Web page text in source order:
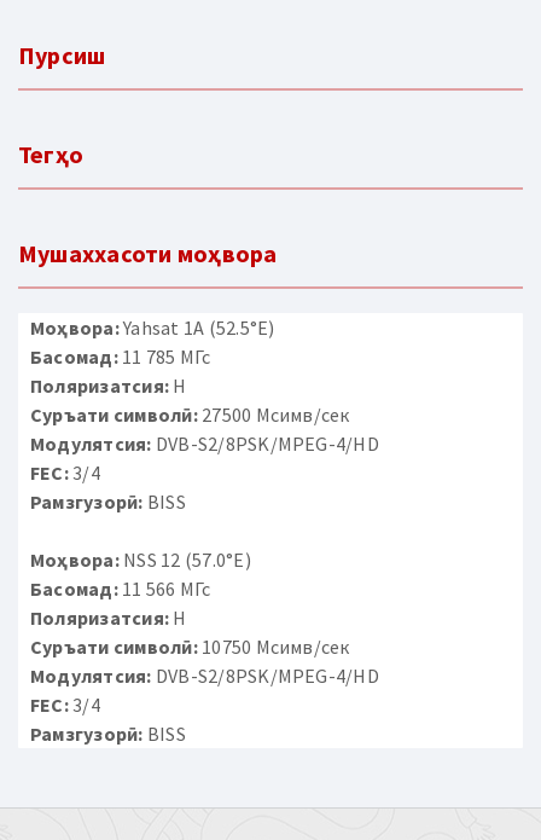
Пурсиш
Тегҳо
Мушаххасоти моҳвора
Моҳвора:Yahsat 1A (52.5°E)
Басомад:11 785 МГс
Поляризатсия: H
Суръати символӣ:27500 Мсимв/сек
Модулятсия: DVB-S2/8PSK/MPEG-4/HD
FEC:3/4
Рамзгузорӣ: BISS
Моҳвора:NSS 12 (57.0°E)
Басомад:11 566 МГс
Поляризатсия: H
Суръати символӣ:10750 Мсимв/сек
Модулятсия: DVB-S2/8PSK/MPEG-4/HD
FEC:3/4
Рамзгузорӣ: BISS